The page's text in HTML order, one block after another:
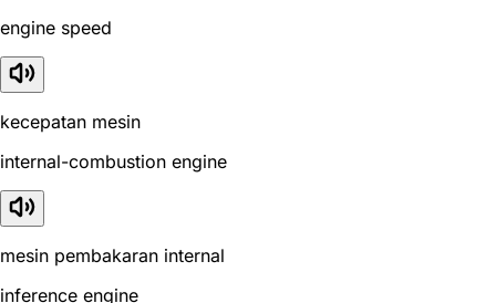
engine speed
kecepatan mesin
internal-combustion engine
mesin pembakaran internal
inference engine